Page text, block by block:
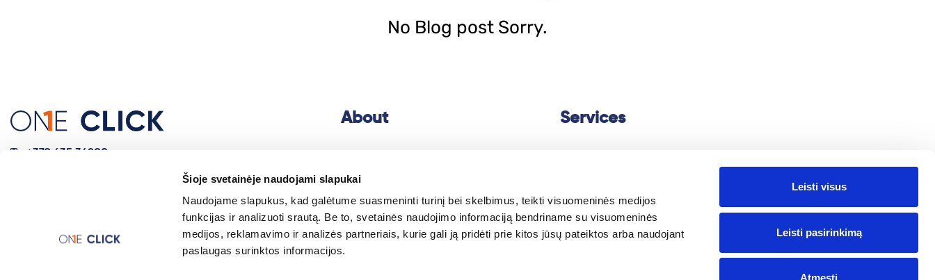
Šioje svetainėje naudojami slapukai
Naudojame slapukus, kad galėtume suasmeninti turinį bei skelbimus, teikti visuomeninės medijos
funkcijas ir analizuoti srautą. Be to, svetainės naudojimo informaciją bendriname su visuomeninės
medijos, reklamavimo ir analizės partneriais, kurie gali ją pridėti prie kitos jūsų pateiktos arba naudojant
paslaugas surinktos informacijos.
Leisti visus
Leisti pasirinkimą
Atmesti
No Blog post Sorry.
+370 635 34800
About
Projects
Contact
Services
Socialmedia management